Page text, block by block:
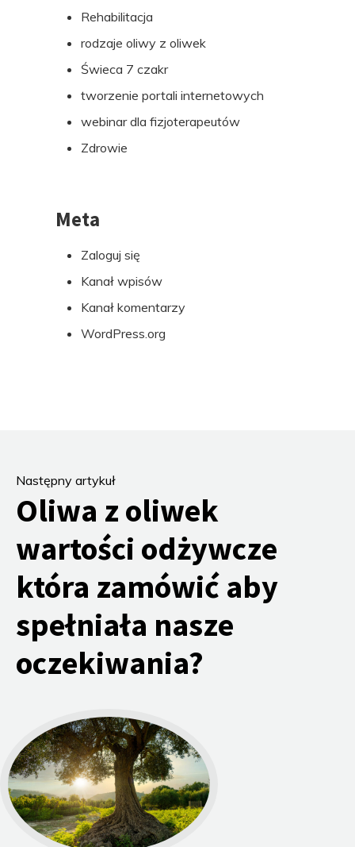
Rehabilitacja
rodzaje oliwy z oliwek
Świeca 7 czakr
tworzenie portali internetowych
webinar dla fizjoterapeutów
Zdrowie
Meta
Zaloguj się
Kanał wpisów
Kanał komentarzy
WordPress.org
Następny artykuł
Oliwa z oliwek
wartości odżywcze
która zamówić aby
spełniała nasze
oczekiwania?